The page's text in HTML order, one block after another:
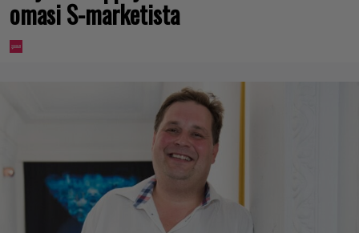
omasi S-marketista